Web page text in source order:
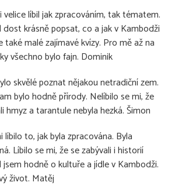
líbil jak zpracováním, tak tématem.
krásně popsat, co a jak v Kambodži
také malé zajímavé kvízy. Pro mě až na
všechno bylo fajn. Dominik
skvělé poznat nějakou netradiční zem.
bylo hodně přírody. Nelíbilo se mi, že
hmyz a tarantule nebyla hezká. Šimon
líbilo to, jak byla zpracována. Byla
Líbilo se mi, že se zabývali i historií
hodně o kultuře a jídle v Kambodži.
život. Matěj